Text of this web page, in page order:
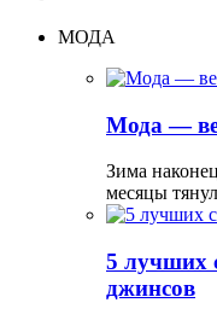
МОДА
Мода —
Зима
месяцы
5 лучших
джинсов